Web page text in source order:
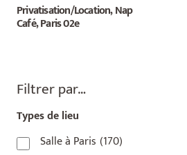
Privatisation/Location, Nap
Café, Paris 02e
Filtrer par…
Types de lieu
Salle à Paris (170)